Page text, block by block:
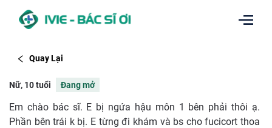
Quay Lại
Nữ, 10 tuổi Đang mở
Em chào bác sĩ. E bị ngứa hậu môn 1 bên phải thôi ạ.
Phần bên trái k bị. E từng đi khám và bs cho fucicort thoa